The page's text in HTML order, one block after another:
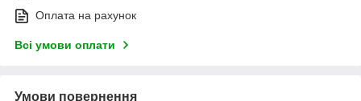
Оплата на рахунок
Всі умови оплати
Умови повернення